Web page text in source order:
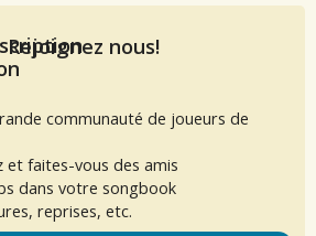
Rejoignez nous!
communauté de joueurs de
faites-vous des amis
dans votre songbook
reprises, etc.